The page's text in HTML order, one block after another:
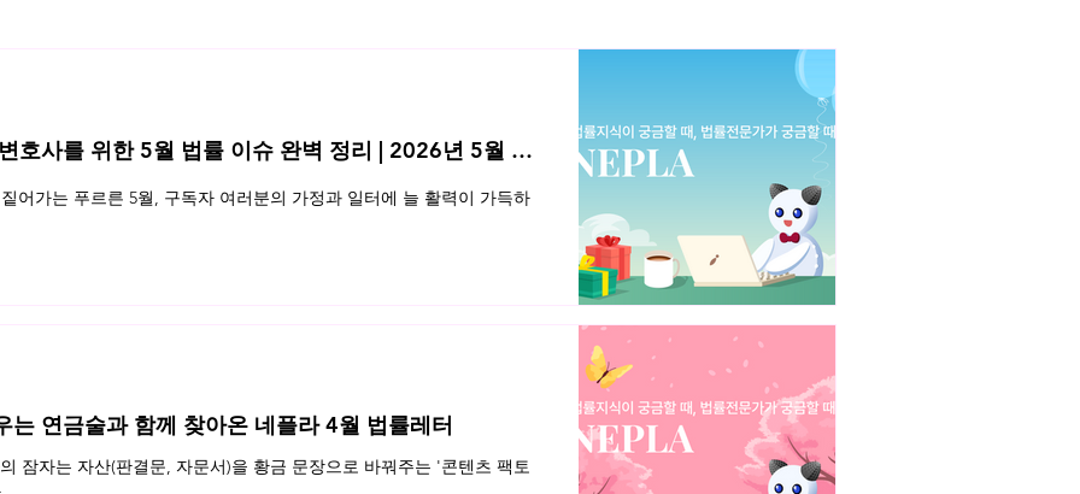
특허침해소송 균등론 균등침해
호사를 위한 5월 법률 이슈 완벽 정리 | 2026년 5월 네
어가는 푸르른 5월, 구독자 여러분의 가정과 일터에 늘 활력이 가득하
는 연금술과 함께 찾아온 네플라 4월 법률레터
잠자는 자산(판결문, 자문서)을 황금 문장으로 바꿔주는 '콘텐츠 팩토